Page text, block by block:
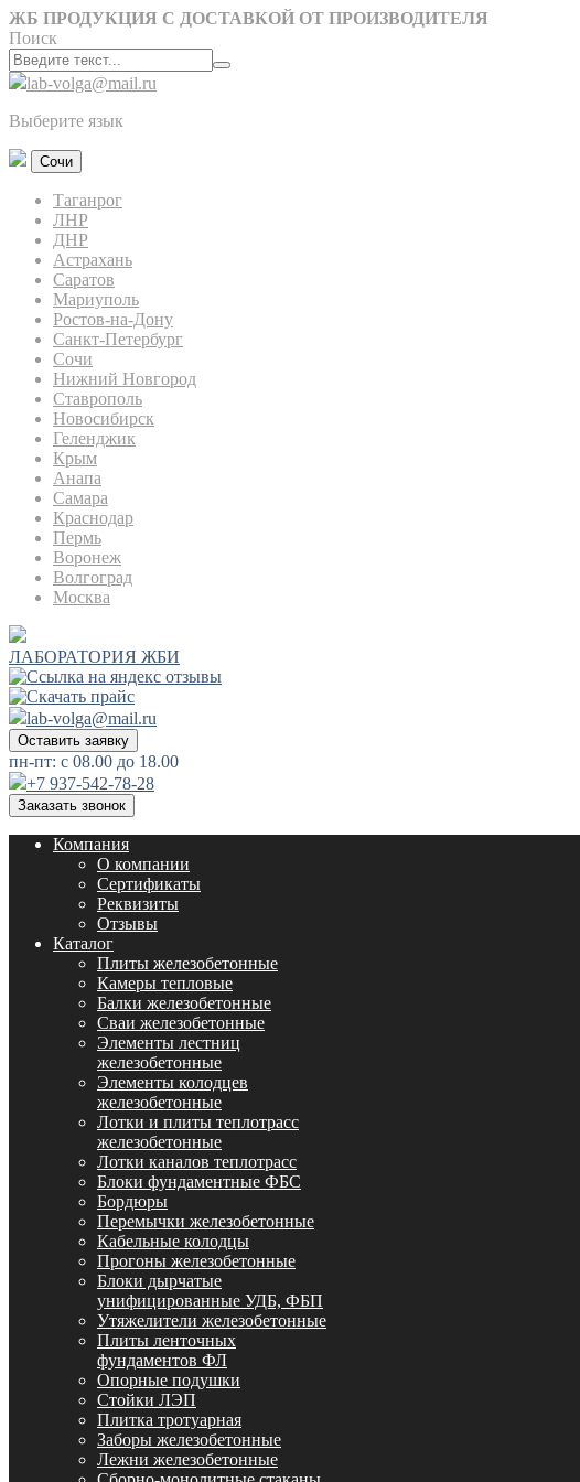
ЖБ ПРОДУКЦИЯ С ДОСТАВКОЙ ОТ ПРОИЗВОДИТЕЛЯ
Поиск
lab-volga@mail.ru
Выберите язык
Сочи
Таганрог
ЛНР
ДНР
Астрахань
Саратов
Мариуполь
Ростов-на-Дону
Санкт-Петербург
Сочи
Нижний Новгород
Ставрополь
Новосибирск
Геленджик
Крым
Анапа
Самара
Краснодар
Пермь
Воронеж
Волгоград
Москва
ЛАБОРАТОРИЯ ЖБИ
lab-volga@mail.ru
Оставить заявку
пн-пт: с 08.00 до 18.00
+7 937-542-78-28
Заказать звонок
Компания
О компании
Сертификаты
Реквизиты
Отзывы
Каталог
Плиты железобетонные
Камеры тепловые
Балки железобетонные
Сваи железобетонные
Элементы лестниц
железобетонные
Элементы колодцев
железобетонные
Лотки и плиты теплотрасс
железобетонные
Лотки каналов теплотрасс
Блоки фундаментные ФБС
Бордюры
Перемычки железобетонные
Кабельные колодцы
Прогоны железобетонные
Блоки дырчатые
унифицированные УДБ, ФБП
Утяжелители железобетонные
Плиты ленточных
фундаментов ФЛ
Опорные подушки
Стойки ЛЭП
Плитка тротуарная
Заборы железобетонные
Лежни железобетонные